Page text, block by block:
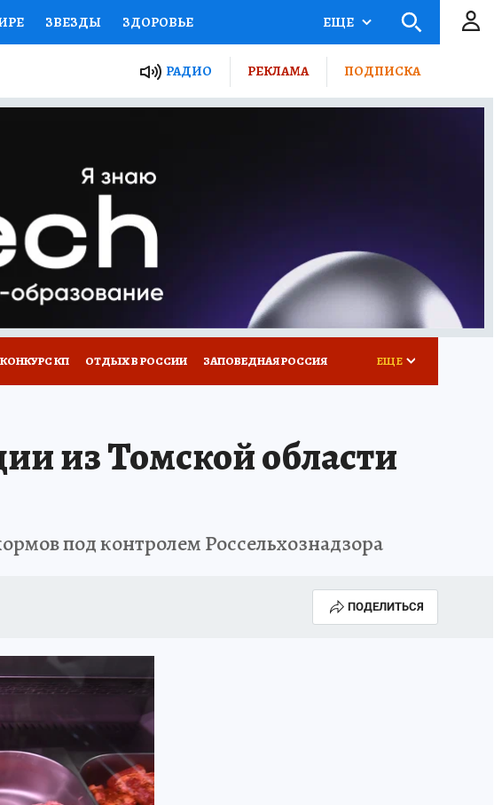
ЗВЕЗДЫ ЗДОРОВЬЕ
ПРОЕКТЫ РОССИИ
ЖЕНСКИЕ СЕКРЕТЫ ПУТЕВОДИТЕЛЬ
ГИД ПОТРЕБИТЕЛЯ
ЕЩЕ
РАДИО РЕКЛАМА ПОДПИСКА
КОНКУРС КП ОТДЫХ В РОССИИ ЗАПОВЕДНАЯ РОССИЯ ЕЩЕ
из Томской области
под контролем Россельхознадзора
ПОДЕЛИТЬСЯ